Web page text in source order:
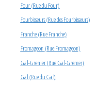
Four (Rue du Four)
Fourbisseurs (Rue des Fourbisseurs)
Franche (Rue Franche)
Fromageon (Rue Fromageon)
Gal-Grenier (Rue Gal-Grenier)
Gal (Rue du Gal)